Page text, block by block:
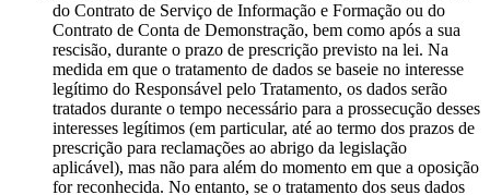
do Contrato de Serviço de Informação e Formação ou do
Contrato de Conta de Demonstração, bem como após a sua
rescisão, durante o prazo de prescrição previsto na lei. Na
medida em que o tratamento de dados se baseie no interesse
legítimo do Responsável pelo Tratamento, os dados serão
tratados durante o tempo necessário para a prossecução desses
interesses legítimos (em particular, até ao termo dos prazos de
prescrição para reclamações ao abrigo da legislação
aplicável), mas não para além do momento em que a oposição
for reconhecida. No entanto, se o tratamento dos seus dados